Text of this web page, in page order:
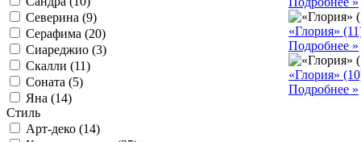
Северина (9)
Серафима (20)
Сиареджио (3)
Скалли (11)
Соната (5)
Яна (14)
Стиль
Арт-деко (14)
«Глория»
Подробнее »
«Глория»
Подробнее »